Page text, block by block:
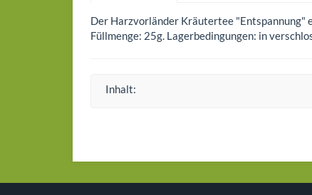
Der Harzvorländer Kräutertee "Entspannung"
Füllmenge: 25g. Lagerbedingungen: in
Inhalt: